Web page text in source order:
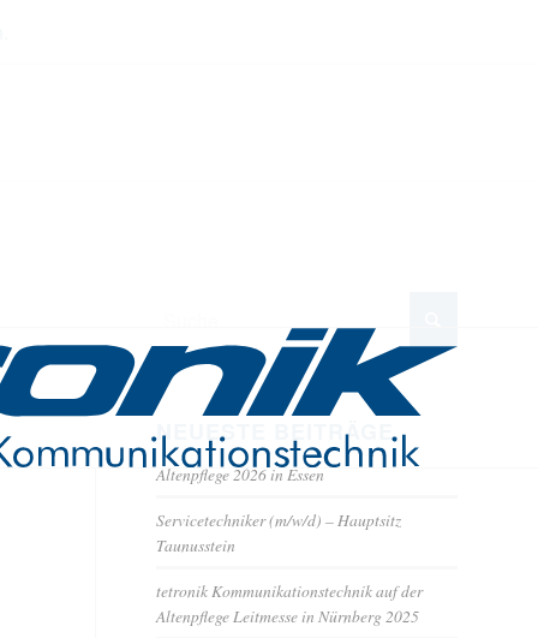
NEUESTE BEITRÄGE
Altenpflege 2026 in Essen
Servicetechniker (m/w/d) – Hauptsitz
Taunusstein
tetronik Kommunikationstechnik auf der
Altenpflege Leitmesse in Nürnberg 2025